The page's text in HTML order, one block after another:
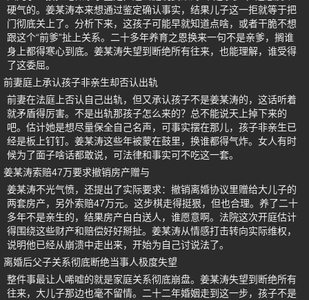
硬气的。姜某涛本来想通过鉴定确认事实，结果儿子这一拒就等于把
门彻底关上了。分析下来，这孩子可能早就知道点啥，或者干脆不想
跟这个“前爹”扯上关系。二十多年养育之恩换来一句不是亲爹，搁谁
身上都得寒心到底。姜某涛失望到断绝所有往来，也能理解，谁受得
了这委屈。
前妻庭上承认孩子非亲生却否认出轨
前妻在法庭上否认自己出轨，但又承认孩子不是姜某涛的，这话听着
就矛盾得厉害。不是出轨那孩子怎么来的？总不能说天上掉下来的
吧。估计她是想尽量保全自己名声，可事实摆在那儿，孩子非亲生已
经是板上钉钉。姜某涛这些年被蒙在鼓里，换谁都得气炸。女人有时
候为了面子啥话都敢说，可法律和事实可不吃这一套。
姜某涛索赔47万要求撤销房产赠与
姜某涛不光气愤，还提出了实际要求：撤销离婚协议里赠给大儿子的
两套房产，另外索赔47万元。这步棋走得挺狠，但也合理。养了二十
多年不是亲生的，结果房产白白送人，谁愿意啊。法院这次开庭估计
得围绕这些财产和赔偿好好掰扯。姜某涛从情感打击转向实际维权，
说明他已经从崩溃中走出来，开始为自己讨说法了。
离婚后父子关系彻底断绝当事人极度失望
整件事最让人唏嘘的就是家庭关系彻底崩盘。姜某涛失望到断绝所有
往来，大儿子那边也毫不留情。二十二年婚姻走到这一步，孩子不是